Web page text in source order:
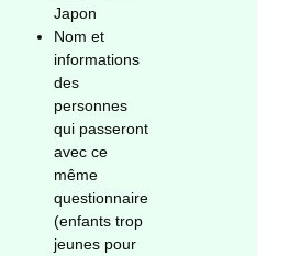
Japon
Nom et
informations
des
personnes
qui passeront
avec ce
même
questionnaire
(enfants trop
jeunes pour